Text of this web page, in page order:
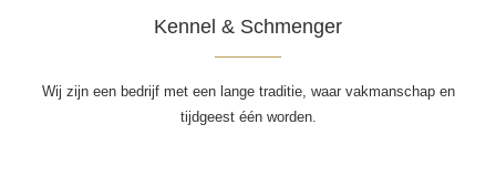
Kennel & Schmenger
Wij zijn een bedrijf met een lange traditie, waar vakmanschap en
tijdgeest één worden.